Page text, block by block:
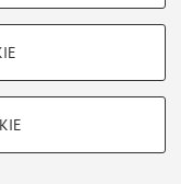
per il corretto
di Bologna - Via
01131710376
Cookie